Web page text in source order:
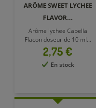
ARÔME SWEET LYCHEE
FLAVOR...
Arôme lychee Capella
Flacon doseur de 10 ml...
Prix
2,75 €
En stock